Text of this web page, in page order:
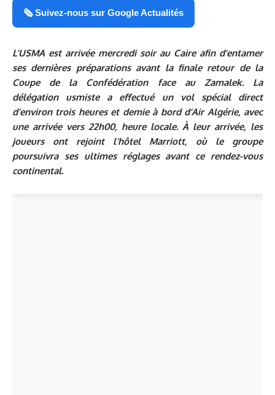
🗞️ Suivez-nous sur Google Actualités
L’USMA est arrivée mercredi soir au Caire afin d’entamer
ses dernières préparations avant la finale retour de la
Coupe de la Confédération face au Zamalek. La
délégation usmiste a effectué un vol spécial direct
d’environ trois heures et demie à bord d’Air Algérie, avec
une arrivée vers 22h00, heure locale. À leur arrivée, les
joueurs ont rejoint l’hôtel Marriott, où le groupe
poursuivra ses ultimes réglages avant ce rendez-vous
continental.